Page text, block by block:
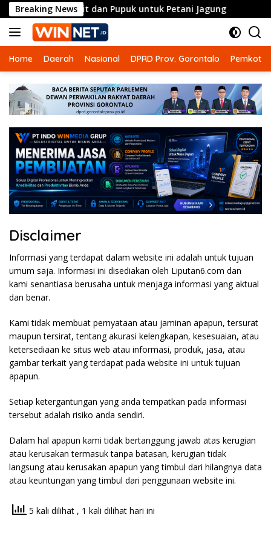
Langsung
ke
konten
Breaking News
Penyaluran Bibit dan Pupuk untuk Petani Jagung
Home Daerah Nasional DPRD Prov. Gorontalo Pemkot
Disclaimer
Informasi yang terdapat dalam website ini adalah untuk tujuan
umum saja. Informasi ini disediakan oleh Liputan6.com dan
kami senantiasa berusaha untuk menjaga informasi yang aktual
dan benar.
Kami tidak membuat pernyataan atau jaminan apapun, tersurat
maupun tersirat, tentang akurasi kelengkapan, kesesuaian, atau
ketersediaan ke situs web atau informasi, produk, jasa, atau
gambar terkait yang terdapat pada website ini untuk tujuan
apapun.
Setiap ketergantungan yang anda tempatkan pada informasi
tersebut adalah risiko anda sendiri.
Dalam hal apapun kami tidak bertanggung jawab atas kerugian
atau kerusakan termasuk tanpa batasan, kerugian tidak
langsung atau kerusakan apapun yang timbul dari hilangnya data
atau keuntungan yang timbul dari penggunaan website ini.
5 kali dilihat , 1 kali dilihat hari ini